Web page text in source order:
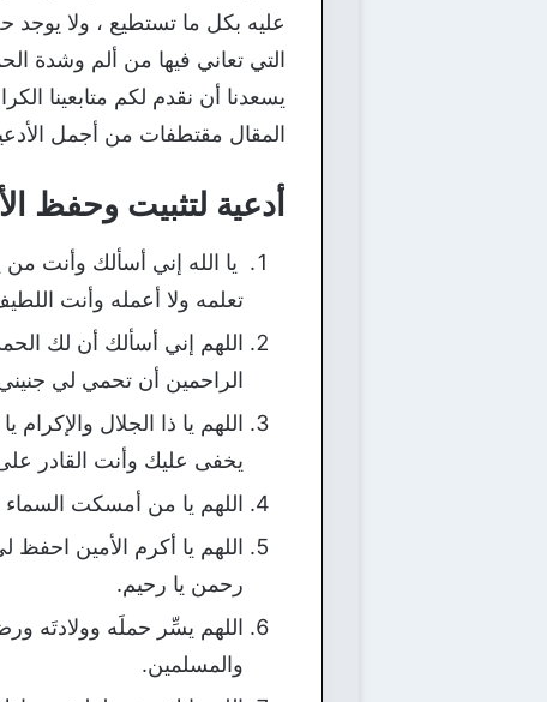
عليه بكل ما تستطيع ، ولا يوجد
التي تعاني فيها من ألم وشدة
يسعدنا أن نقدم لكم متابعينا
المقال مقتطفات من أجمل
أدعية لتثبيت وحفظ
يا الله إني أسألك وأنت
تعلمه ولا أعمله وأنت
اللهم إني أسألك أن لك
الراحمين أن تحمي لي
اللهم يا ذا الجلال
يخفى عليك وأنت القادر
اللهم يا من أمسكت
اللهم يا أكرم الأمين احفظ
رحمن يا رحيم.
اللهم يسِّر حملَه وولادتَه
والمسلمين.